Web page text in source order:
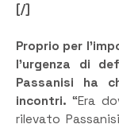
[/]
Proprio per
l’urgenza di
Passanisi ha
incontri. “Era
rilevato